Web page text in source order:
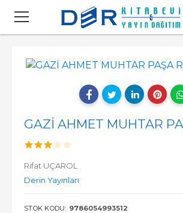
GAZİ AHMET MUHTAR
Rifat UÇAROL
Derin Yayınları
STOK KODU: 9786054993512